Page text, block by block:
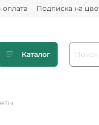
оплата Подписка на
Каталог